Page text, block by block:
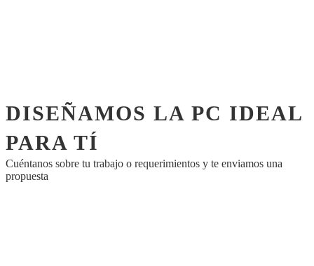
DISEÑAMOS LA PC IDEAL
PARA TÍ
Cuéntanos sobre tu trabajo o requerimientos y te enviamos una
propuesta